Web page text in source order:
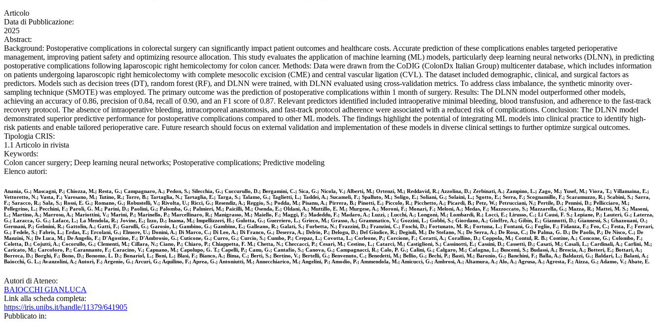
Articolo
Data di Pubblicazione:
2025
Abstract:
Background: Postoperative complications in colorectal surgery can significantly impact patient outcomes and healthcare costs. Accurate prediction of these complications enables targeted perioperative
management, improving patient safety and optimizing resource allocation. This study evaluates the application of machine learning (ML) models, particularly deep learning neural networks (DLNN), in predicting
postoperative complications following laparoscopic right hemicolectomy for colon cancer. Methods: Data were drawn from the CoDIG (ColonDx Italian Group) multicenter database, which includes information
on patients undergoing laparoscopic right hemicolectomy with complete mesocolic excision (CME) and central vascular ligation (CVL). The dataset included demographic, clinical, and surgical factors as
predictors. Models such as decision trees (DT), random forest (RF), and DLNN were trained, with DLNN evaluated using cross-validation metrics. To address class imbalance, the synthetic minority over-
sampling technique (SMOTE) was employed. The primary outcome was the prediction of postoperative complications within 1 month of surgery. Results: The DLNN model outperformed other models,
achieving an accuracy of 0.86, precision of 0.84, recall of 0.90, and an F1 score of 0.87. Relevant predictors identified included intraoperative minimal bleeding, blood transfusion, and adherence to the fast-track
recovery protocol. The absence of intraoperative bleeding, intracorporeal anastomosis, and fast-track protocol adherence were associated with a reduced risk of complications. Conclusion: The DLNN model
demonstrated superior predictive performance for postoperative complications compared to other ML models. The findings highlight the potential of integrating ML models into clinical practice to identify high-
risk patients and enable tailored perioperative care. Future research should focus on external validation and implementation of these models in diverse clinical settings to further optimize surgical outcomes.
Tipologia CRIS:
1.1 Articolo in rivista
Keywords:
Colon cancer surgery; Deep learning neural networks; Postoperative complications; Predictive modeling
Elenco autori:
Anania, G.; Mascagni, P.; Chiozza, M.; Resta, G.; Campagnaro, A.; Pedon, S.; Silecchia, G.; Cuccurullo, D.; Bergamini, C.; Sica, G.; Nicola, V.; Alberti, M.; Ortenzi, M.; Reddavid, R.; Azzolina, D.; Zerbinati, A.; Zampino, L.; Zago, M.; Yusef, M.; Viora, T.; Villamaina, E.;
Vettoretto, N.; Vasta, F.; Varesano, M.; Tutino, R.; Torre, B.; Tartaglia, N.; Tartaglia, E.; Targa, S.; Talamo, G.; Taglietti, L.; Taddei, A.; Sucameli, F.; Spalluto, M.; Soligo, E.; Soliani, G.; Solaini, L.; Sgotto, E.; Serra, F.; Scognamillo, F.; Scaramuzzo, R.; Scabini, S.; Sarra,
F.; Saracco, R.; Sala, S.; Rossi, E. G.; Romano, G.; Robustelli, V.; Rivolta, U.; Ricci, G.; Resendiz, A.; Reggio, S.; Podda, M.; Pisanu, A.; Pirrera, B.; Pinotti, E.; Piccolo, R.; Picchetto, A.; Picardi, B.; Petz, W.; Petrucciani, N.; Pertile, D.; Pennisi, D.; Pellicciaro, M.;
Pellegrino, L.; Pecchini, F.; Paroli, G. M.; Parini, D.; Paolini, G.; Palomba, G.; Palmieri, M.; Paicilli, M.; Osenda, E.; Oldani, A.; Muttillo, E. M.; Murgese, A.; Moroni, F.; Monari, F.; Meloni, A.; Medas, F.; Mazzoccato, S.; Mazzarella, G.; Mazza, R.; Mattei, M. S.; Masoni,
L.; Martino, A.; Marrosu, A.; Mariottini, V.; Marini, P.; Marinello, P.; Marcellinaro, R.; Manigrasso, M.; Maiello, F.; Maggi, F.; Madeddu, F.; Madaro, A.; Luzzi, ; Lucchi, A.; Longoni, M.; Lombardi, R.; Locci, E.; Lirusso, C.; Li Causi, F. S.; Lepiane, P.; Lauteri, G.; Laterza,
G.; Laracca, G. G.; Laface, L.; La Mendola, R.; Jovine, E.; Izzo, D.; Inama, M.; Impellizzeri, H.; Gulotta, G.; Guerriero, L.; Grieco, M.; Grasso, A.; Grammatico, V.; Gozzini, L.; Gobbi, S.; Giordano, A.; Gioffre, A.; Gibin, E.; Giannotti, D.; Giannessi, S.; Ghazouani, O.;
Germani, P.; Gelmini, R.; Gattolin, A.; Gatti, F.; Garulli, G.; Garosio, I.; Gambino, G.; Gambino, E.; Galleano, R.; Galati, S.; Furbetta, N.; Frazzini, D.; Franzini, C.; Foschi, D.; Fortunato, M. R.; Fortuna, L.; Fontani, G.; Foglio, F.; Fidanza, F.; Feo, C.; Festa, F.; Ferrari,
G.; Fedele, S.; Fabris, L.; Erdas, E.; Ercolani, G.; Elmore, U.; Donini, A.; Di Marco, C.; Di Leo, A.; Di Franco, G.; Deserra, A.; Delrio, P.; Delogu, D.; Del Giudice, R.; Degiuli, M.; De Stefano, N.; De Serra, A.; De Rosa, C.; De Palma, G. D.; De Paolis, P.; De Nisco, C.; De
Manzini, N.; De Luca, M.; De Angelis, F.; D'Agostino, F.; D'Ambrosio, G.; Cuticone, G.; Curro, G.; Curcio, S.; Cumbo, P.; Crepaz, L.; Covotta, L.; Corleone, P.; Corcione, F.; Coratti, A.; Corallino, D.; Coppola, M.; Contul, R. B.; Contine, A.; Concone, G.; Colombo, F.;
Coletta, D.; Cojutti, A.; Cocorullo, G.; Clementi, M.; Cillara, N.; Ciano, P.; Chiaro, P.; Chiappetta, F. M.; Chetta, N.; Checcacci, P.; Cesari, M.; Cestino, L.; Catarci, M.; Castiglioni, S.; Cassinotti, E.; Cassini, D.; Cassetti, D.; Casati, M.; Casali, L.; Cardinali, A.; Carlini, M.;
Caricato, M.; Carcoforo, P.; Carannante, F.; Caracino, V.; Capuano, M.; Capolupo, G. T.; Capelli, P.; Canu, G.; Cantafio, S.; Canova, G.; Campagnacci, R.; Calo, P. G.; Calini, G.; Calgaro, M.; Cafagna, L.; Buscemi, S.; Budassi, A.; Brescia, A.; Botteri, E.; Bottari, A.;
Borreca, D.; Borghi, F.; Bono, D.; Bonomo, L. D.; Bonariol, L.; Boni, L.; Blasi, F.; Bianco, A.; Bima, C.; Berti, S.; Bertino, V.; Bertelli, G.; Benvenuto, C.; Benedetti, M.; Bellio, G.; Bechi, P.; Basti, M.; Baronio, G.; Banchini, F.; Balla, A.; Baldazzi, G.; Baldari, L.; Balani, A.;
Baiocchi, G. L.; Avanzolini, A.; Autori, F.; Argenio, G.; Arcuri, G.; Aquilino, F.; Aprea, G.; Antoniutti, M.; Annecchiarico, M.; Angelini, P.; Amodio, P.; Ammendola, M.; Amicucci, G.; Ambrosi, A.; Altamura, A.; Alo, A.; Agrusa, A.; Agresta, F.; Aizza, G.; Adamo, V.; Abate, E.
Autori di Ateneo:
BAIOCCHI GIANLUCA
Link alla scheda completa:
https://iris.unibs.it/handle/11379/641905
Pubblicato in: